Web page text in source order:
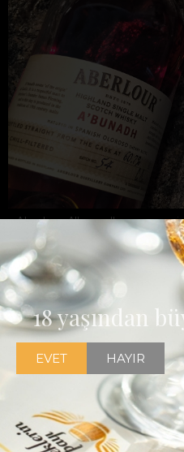
Aberlour A'bunadh ın son
sahip Batch 54 Türkiye'de de
18 yaşından
EVET HAYIR